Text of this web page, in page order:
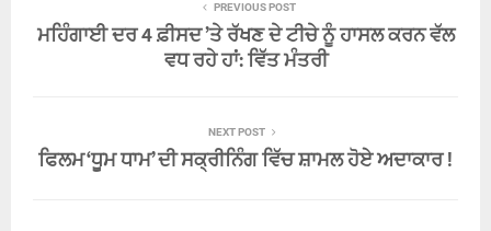
PREVIOUS POST
ਮਹਿੰਗਾਈ ਦਰ 4 ਫ਼ੀਸਦ ’ਤੇ ਰੱਖਣ ਦੇ ਟੀਚੇ ਨੂੰ ਹਾਸਲ ਕਰਨ ਵੱਲ
ਵਧ ਰਹੇ ਹਾਂ: ਵਿੱਤ ਮੰਤਰੀ
NEXT POST
ਫਿਲਮ ‘ਧੂਮ ਧਾਮ’ ਦੀ ਸਕ੍ਰੀਨਿੰਗ ਵਿੱਚ ਸ਼ਾਮਲ ਹੋਏ ਅਦਾਕਾਰ !